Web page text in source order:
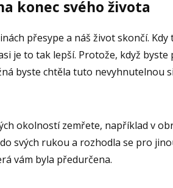
konec svého života
přesype a náš život skončí. Kdy
je to tak lepší. Protože, když byste
byste chtěla tuto nevyhnutelnou
okolností zemřete, například v
svých rukou a rozhodla se pro
vám byla předurčena.